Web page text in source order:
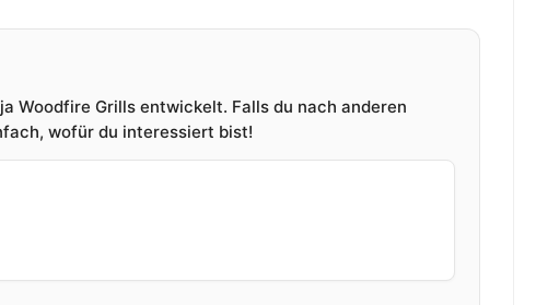
Woodfire Grills entwickelt. Falls du nach anderen
wofür du interessiert bist!